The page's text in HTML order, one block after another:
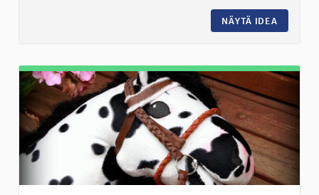
NÄYTÄ IDEA